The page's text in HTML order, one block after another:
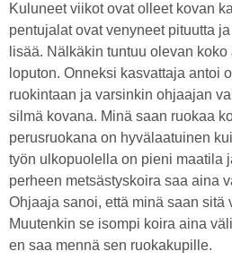
Kuluneet viikot ovat olleet kovan
pentujalat ovat venyneet pituutta
lisää. Nälkäkin tuntuu olevan
loputon. Onneksi kasvattaja antoi
ruokintaan ja varsinkin ohjaajan
silmä kovana. Minä saan ruokaa
perusruokana on hyvälaatuinen
työn ulkopuolella on pieni maatila
perheen metsästyskoira saa aina
Ohjaaja sanoi, että minä saan sitä
Muutenkin se isompi koira aina
en saa mennä sen ruokakupille.